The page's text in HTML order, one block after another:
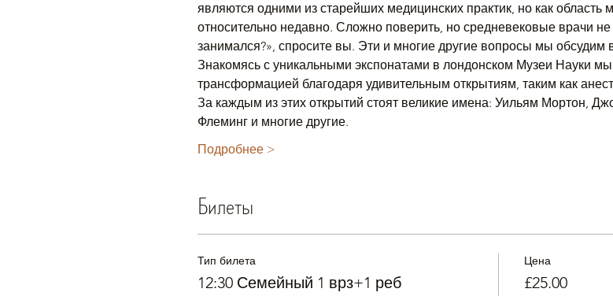
являются одними из старейших медицинских практик, но как область
относительно недавно. Сложно поверить, но средневековые врачи
занимался?», спросите вы. Эти и многие другие вопросы мы обсудим
Знакомясь с уникальными экспонатами в лондонском Музеи Науки
трансформацией благодаря удивительным открытиям, таким как
За каждым из этих открытий стоят великие имена: Уильям Мортон,
Флеминг и многие другие.
Подробнее >
Билеты
Тип билета
12:30 Семейный 1 врз+1 реб
Цена
£25.00